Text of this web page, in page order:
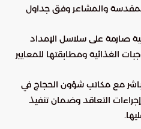
والمشاعر وفق جداول
صارمة على سلاسل الإمداد
الغذائية ومطابقتها للمعايير
مع مكاتب شؤون الحجاج في
التعاقد وضمان تنفيذ